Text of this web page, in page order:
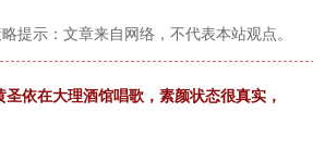
提示：文章来自网络，不代表本站观点。
依在大理酒馆唱歌，素颜状态很真实，